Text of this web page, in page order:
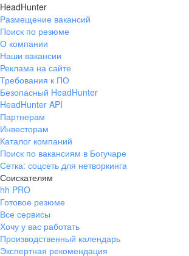
HeadHunter
Размещение вакансий
Поиск по резюме
О компании
Наши вакансии
Реклама на сайте
Требования к ПО
Безопасный HeadHunter
HeadHunter API
Партнерам
Инвесторам
Каталог компаний
Поиск по вакансиям в Богучаре
Сетка: соцсеть для нетворкинга
Соискателям
hh PRO
Готовое резюме
Все сервисы
Хочу у вас работать
Производственный календарь
Экспертная рекомендация